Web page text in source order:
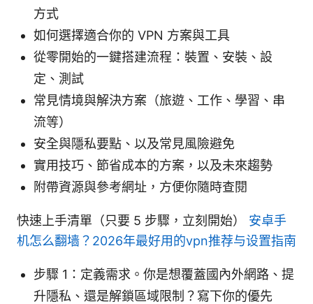
方式
如何選擇適合你的 VPN 方案與工具
從零開始的一鍵搭建流程：裝置、安裝、設
定、測試
常見情境與解決方案（旅遊、工作、學習、串
流等）
安全與隱私要點、以及常見風險避免
實用技巧、節省成本的方案，以及未來趨勢
附帶資源與參考網址，方便你隨時查閱
快速上手清單（只要 5 步驟，立刻開始） 安卓手
机怎么翻墙？2026年最好用的vpn推荐与设置指南
步驟 1：定義需求。你是想覆蓋國內外網路、提
升隱私、還是解鎖區域限制？寫下你的優先